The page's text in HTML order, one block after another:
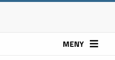
MENY